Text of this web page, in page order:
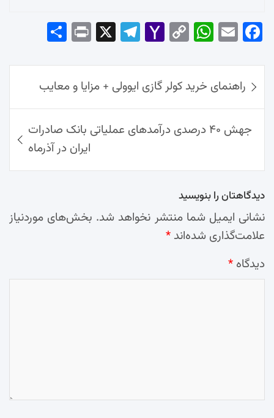
Fac
ok
Em
Wh
Ap
p
Co
Lin
k
Yah
Mai
l
Tel
am
Pri
راهبری
نوشته‌ها
راهنمای خرید کولر گازی ایوولی + مزایا و معایب
جهش ۴۰ درصدی درآمدهای عملیاتی بانک صادرات
ایران در آذرماه
دیدگاهتان را بنویسید
نشانی ایمیل شما منتشر نخواهد شد. بخش‌های موردنیاز
علامت‌گذاری شده‌اند *
دیدگاه *